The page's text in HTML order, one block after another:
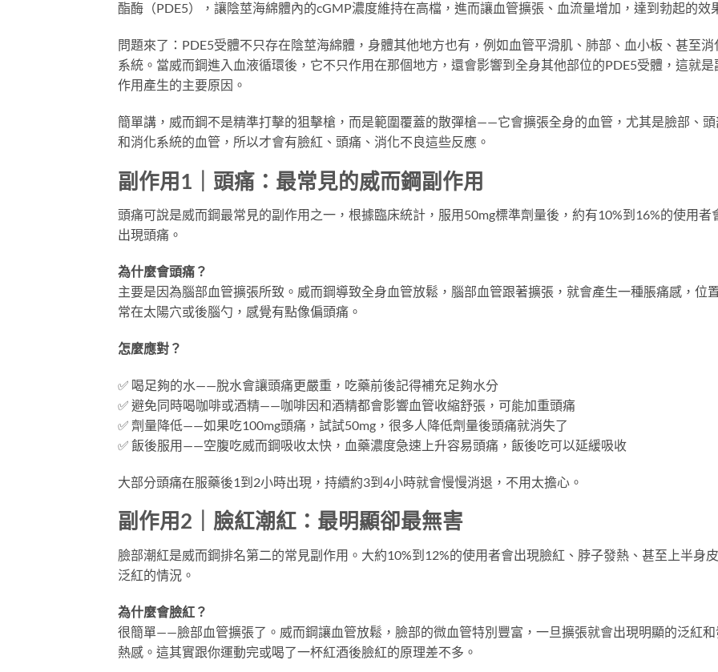
酯酶（PDE5），讓陰莖海綿體內的cGMP濃度維持在高檔，進而讓血管擴張、血流量增加，達到勃起的效
問題來了：PDE5受體不只存在陰莖海綿體，身體其他地方也有，例如血管平滑肌、肺部、血小板、甚至消
系統。當威而鋼進入血液循環後，它不只作用在那個地方，還會影響到全身其他部位的PDE5受體，這就是
作用產生的主要原因。
簡單講，威而鋼不是精準打擊的狙擊槍，而是範圍覆蓋的散彈槍——它會擴張全身的血管，尤其是臉部、
和消化系統的血管，所以才會有臉紅、頭痛、消化不良這些反應。
副作用1｜頭痛：最常見的威而鋼副作用
頭痛可說是威而鋼最常見的副作用之一，根據臨床統計，服用50mg標準劑量後，約有10%到16%的使用者
出現頭痛。
為什麼會頭痛？
主要是因為腦部血管擴張所致。威而鋼導致全身血管放鬆，腦部血管跟著擴張，就會產生一種脹痛感，位
常在太陽穴或後腦勺，感覺有點像偏頭痛。
怎麼應對？
✅ 喝足夠的水——脫水會讓頭痛更嚴重，吃藥前後記得補充足夠水分
✅ 避免同時喝咖啡或酒精——咖啡因和酒精都會影響血管收縮舒張，可能加重頭痛
✅ 劑量降低——如果吃100mg頭痛，試試50mg，很多人降低劑量後頭痛就消失了
✅ 飯後服用——空腹吃威而鋼吸收太快，血藥濃度急速上升容易頭痛，飯後吃可以延緩吸收
大部分頭痛在服藥後1到2小時出現，持續約3到4小時就會慢慢消退，不用太擔心。
副作用2｜臉紅潮紅：最明顯卻最無害
臉部潮紅是威而鋼排名第二的常見副作用。大約10%到12%的使用者會出現臉紅、脖子發熱、甚至上半身
泛紅的情況。
為什麼會臉紅？
很簡單——臉部血管擴張了。威而鋼讓血管放鬆，臉部的微血管特別豐富，一旦擴張就會出現明顯的泛紅
熱感。這其實跟你運動完或喝了一杯紅酒後臉紅的原理差不多。